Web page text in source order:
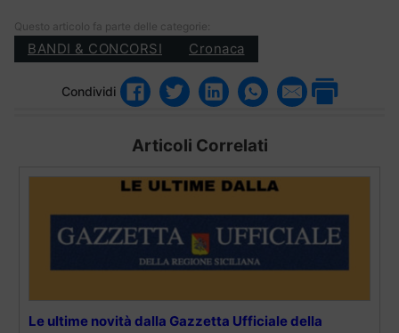
Questo articolo fa parte delle categorie:
BANDI & CONCORSI Cronaca
Condividi
Articoli Correlati
Le ultime novità dalla Gazzetta Ufficiale della